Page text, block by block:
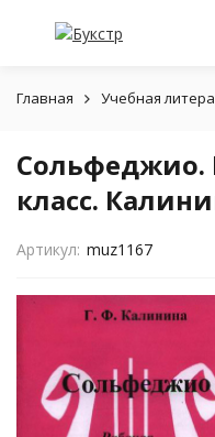
Главная Учебная
Сольфеджио.
класс.
Артикул: muz1167